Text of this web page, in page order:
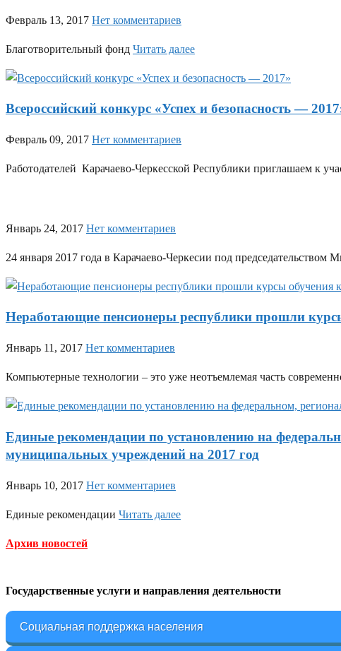
Февраль 13, 2017 Нет комментариев
Благотворительный фонд Читать далее
Всероссийский конкурс «Успех и безопасность —
Февраль 09, 2017 Нет комментариев
Работодателей Карачаево-Черкесской Республики приглашаем к
Январь 24, 2017 Нет комментариев
24 января 2017 года в Карачаево-Черкесии под
Неработающие пенсионеры республики прошли
Январь 11, 2017 Нет комментариев
Компьютерные технологии – это уже неотъемлемая часть
Единые рекомендации по установлению на
муниципальных учреждений на 2017 год
Январь 10, 2017 Нет комментариев
Единые рекомендации Читать далее
Архив новостей
Государственные услуги и направления деятельности
Социальная поддержка населения